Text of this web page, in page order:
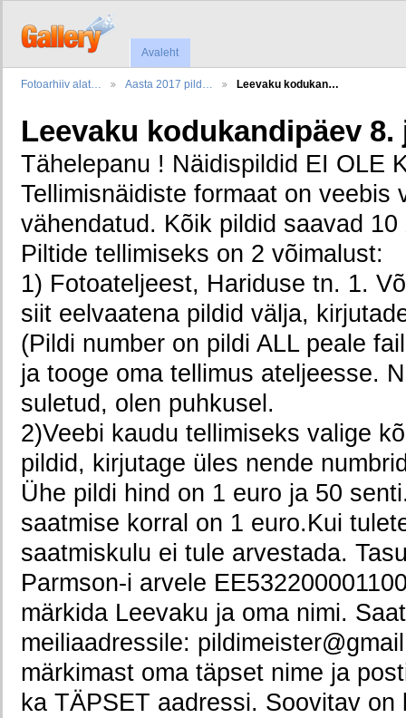
Avaleht
Fotoarhiiv alat… Aasta 2017 pild… Leevaku kodukan…
Leevaku kodukandipäev 8.
Tähelepanu ! Näidispildid EI OLE
Tellimisnäidiste formaat on veebis
vähendatud. Kõik pildid saavad
Piltide tellimiseks on 2 võimalust:
1) Fotoateljeest, Hariduse tn. 1.
siit eelvaatena pildid välja,
(Pildi number on pildi ALL peale
ja tooge oma tellimus ateljeesse.
suletud, olen puhkusel.
2)Veebi kaudu tellimiseks valige
pildid, kirjutage üles nende
Ühe pildi hind on 1 euro ja 50
saatmise korral on 1 euro.Kui
saatmiskulu ei tule arvestada.
Parmson-i arvele
märkida Leevaku ja oma nimi.
meiliaadressile:
märkimast oma täpset nime ja
ka TÄPSET aadressi. Soovitav